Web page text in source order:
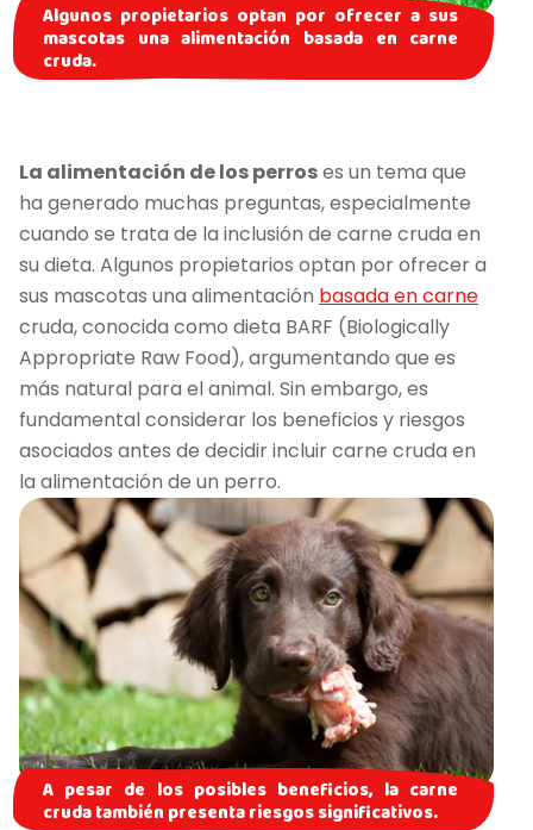
Algunos propietarios optan por ofrecer a sus
mascotas una alimentación basada en carne
cruda.
La alimentación de los perroses un tema que
ha generado muchas preguntas, especialmente
cuando se trata de la inclusión de carne cruda en
su dieta. Algunos propietarios optan por ofrecer a
sus mascotas una alimentación basada en carne
cruda, conocida como dieta BARF (Biologically
Appropriate Raw Food), argumentando que es
más natural para el animal. Sin embargo, es
fundamental considerar los beneficios y riesgos
asociados antes de decidir incluir carne cruda en
la alimentación de un perro.
A pesar de los posibles beneficios, la carne
cruda también presenta riesgos significativos.